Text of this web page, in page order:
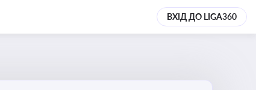
ВХІД ДО LIGA360